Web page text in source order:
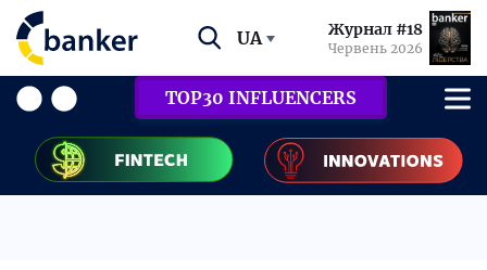
UA Журнал #18
Червень 2026
TOP30 INFLUENCERS